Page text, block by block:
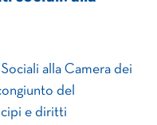
alla Camera dei
del
e diritti